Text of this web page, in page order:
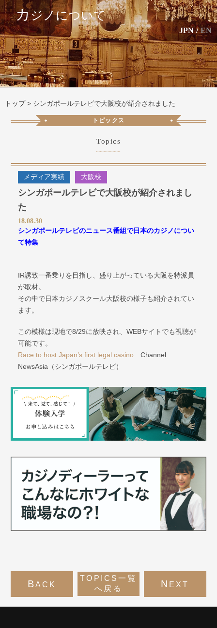
カジノについて
JPN / EN
トップ> シンガポールテレビで大阪校が紹介されました
トピックス
Topics
メディア実績 大阪校
シンガポールテレビで大阪校が紹介されまし
た
18.08.30
シンガポールテレビのニュース番組で日本のカジノについ
て特集
IR誘致一番乗りを目指し、盛り上がっている大阪を特派員
が取材。
その中で日本カジノスクール大阪校の様子も紹介されてい
ます。
この模様は現地で8/29に放映され、WEBサイトでも視聴が
可能です。
Race to host Japan’s first legal casino Channel
NewsAsia（シンガポールテレビ）
BACK
TOPICS一覧
へ戻る
N EXT